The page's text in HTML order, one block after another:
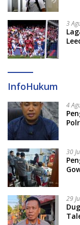
3
InfoHukum
4
30
29